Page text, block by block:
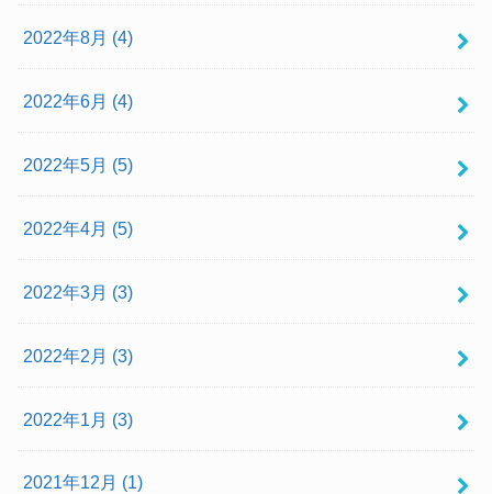
2022年8月 (4)
2022年6月 (4)
2022年5月 (5)
2022年4月 (5)
2022年3月 (3)
2022年2月 (3)
2022年1月 (3)
2021年12月 (1)